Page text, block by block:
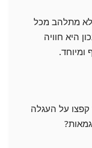
לא מתלהב מכל
היא חוויה
קפצו על העגלה